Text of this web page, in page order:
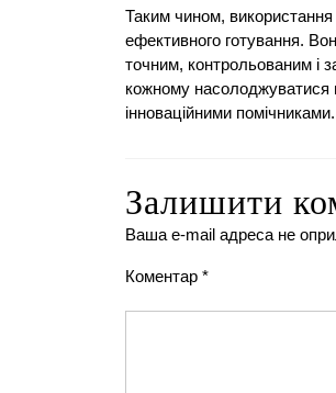
Таким чином, використання
ефективного готування.
точним, контрольованим і
кожному насолоджуватися
інноваційними помічниками.
Залишити
Ваша e-mail адреса не
Коментар *